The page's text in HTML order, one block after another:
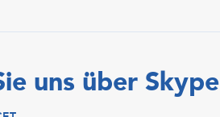
uns über Skype